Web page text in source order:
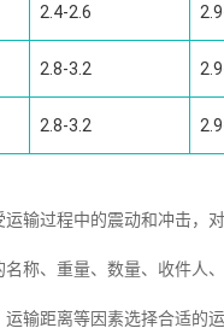
2.4-2.6
2.8-3.2
2.8-3.2
输过程中的震动和冲击，
称、重量、数量、收件人
输距离等因素选择合适的运